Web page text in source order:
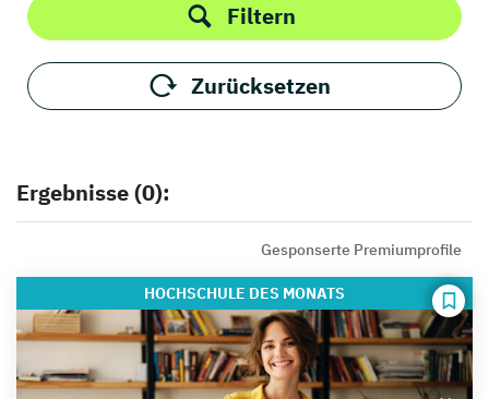
Filtern
Zurücksetzen
Ergebnisse (0):
Gesponserte Premiumprofile
HOCHSCHULE DES MONATS